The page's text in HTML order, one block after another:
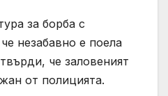
за борба с
незабавно е поела
че заловеният
от полицията.